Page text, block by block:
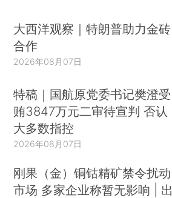
大西洋观察｜特朗普助力金砖
合作
2026年08月07日
特稿｜国航原党委书记樊澄受
贿3847万元二审待宣判 否认
大多数指控
2026年08月07日
刚果（金）铜钴精矿禁令扰动
市场 多家企业称暂无影响 | 出